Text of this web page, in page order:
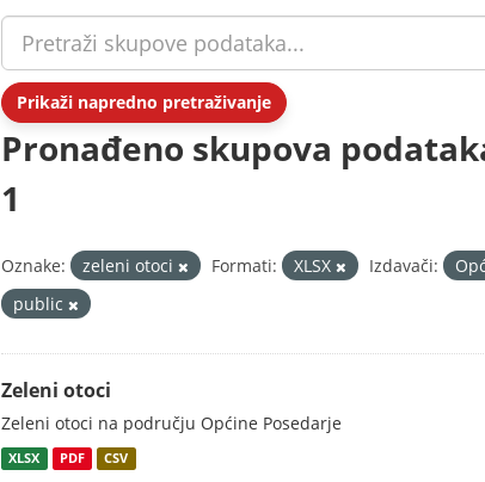
Prikaži napredno pretraživanje
Pronađeno skupova
1
Oznake: zeleni otoci Formati: XLSX Izdavači:
public
Zeleni otoci
Zeleni otoci na području Općine Posedarje
XLSX PDF CSV